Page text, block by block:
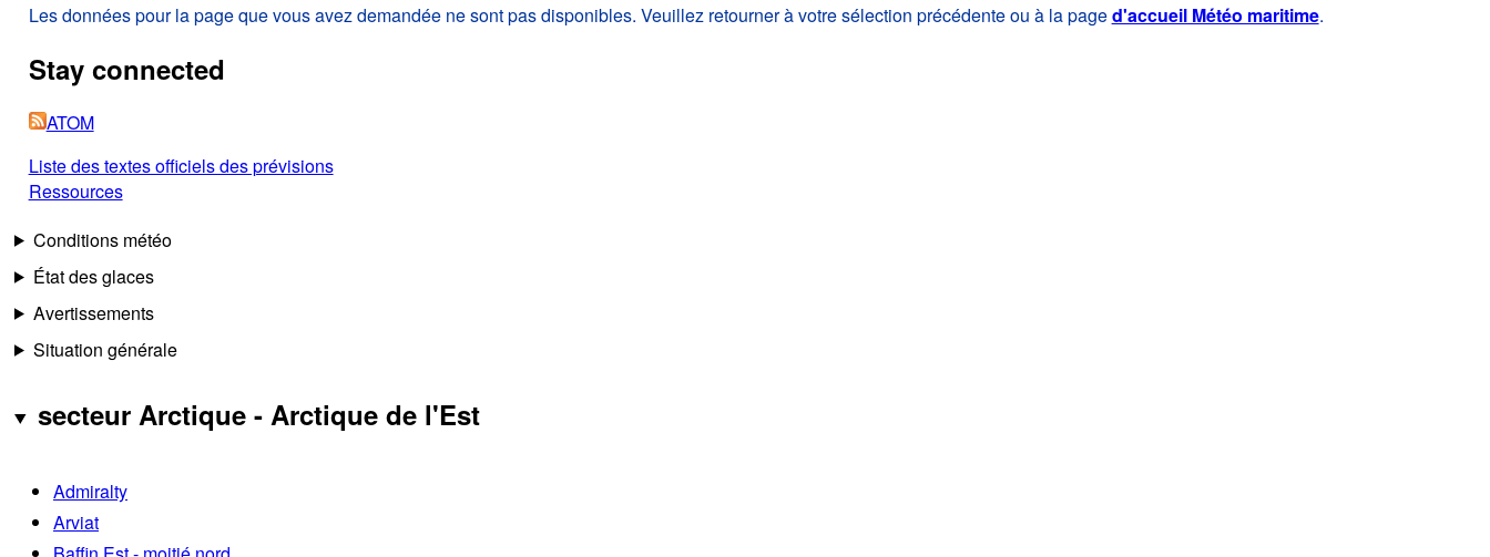
Les données pour la page que vous avez demandée ne sont pas disponibles. Veuillez retourner à votre sélection précédente ou à la paged'accueil Météo maritime.
Stay connected
ATOM
Liste des textes officiels des prévisions
Ressources
Conditions météo
État des glaces
Avertissements
Situation générale
secteur Arctique - Arctique de l'Est
Admiralty
Arviat